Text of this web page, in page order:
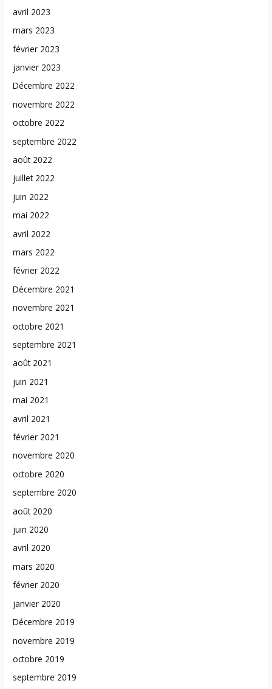
avril 2023
mars 2023
février 2023
janvier 2023
Décembre 2022
novembre 2022
octobre 2022
septembre 2022
août 2022
juillet 2022
juin 2022
mai 2022
avril 2022
mars 2022
février 2022
Décembre 2021
novembre 2021
octobre 2021
septembre 2021
août 2021
juin 2021
mai 2021
avril 2021
février 2021
novembre 2020
octobre 2020
septembre 2020
août 2020
juin 2020
avril 2020
mars 2020
février 2020
janvier 2020
Décembre 2019
novembre 2019
octobre 2019
septembre 2019